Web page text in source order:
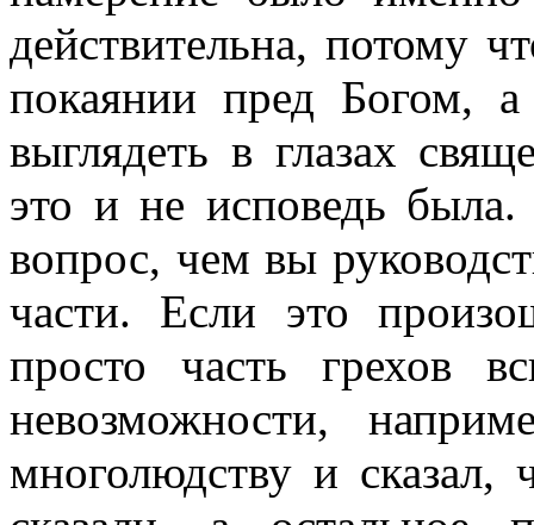
действительна, потому
покаянии пред Богом,
выглядеть в глазах
это и не исповедь
вопрос, чем вы
части. Если это
просто часть грехов
невозможности,
многолюдству и